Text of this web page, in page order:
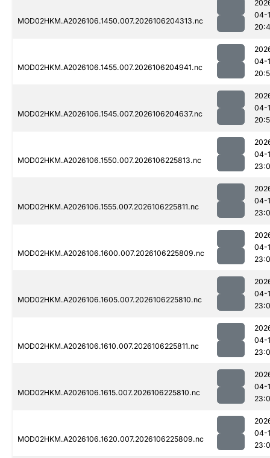
MOD02HKM.A2026106.1450.007.2026106204313.nc
04-
MOD02HKM.A2026106.1455.007.2026106204941.nc
04-
MOD02HKM.A2026106.1545.007.2026106204637.nc
04-
MOD02HKM.A2026106.1550.007.2026106225813.nc
04-
MOD02HKM.A2026106.1555.007.2026106225811.nc
04-
MOD02HKM.A2026106.1600.007.2026106225809.nc
04-
MOD02HKM.A2026106.1605.007.2026106225810.nc
04-
MOD02HKM.A2026106.1610.007.2026106225811.nc
04-
MOD02HKM.A2026106.1615.007.2026106225810.nc
04-
MOD02HKM.A2026106.1620.007.2026106225809.nc
04-